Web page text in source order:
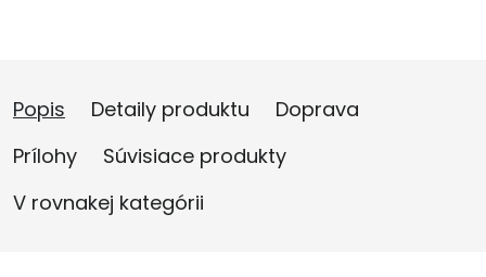
Popis Detaily produktu
Doprava
Prílohy
Súvisiace produkty
V rovnakej kategórii